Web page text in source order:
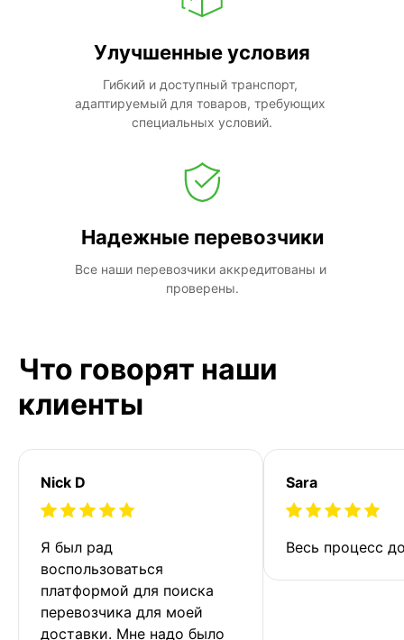
Улучшенные условия
Гибкий и доступный транспорт,
адаптируемый для товаров, требующих
специальных условий.
Надежные перевозчики
Все наши перевозчики аккредитованы и
проверены.
Что говорят наши
клиенты
Nick D
Я был рад
воспользоваться
платформой для поиска
перевозчика для моей
доставки. Мне надо было
Sara
Весь процесс